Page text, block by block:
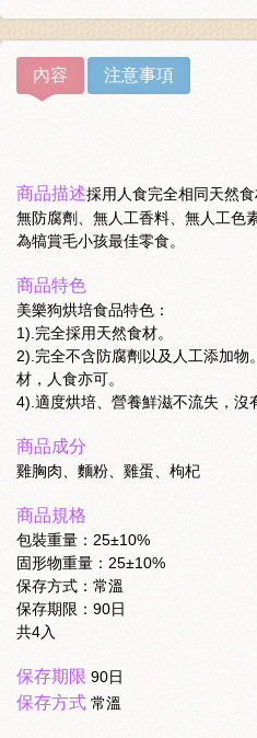
內容 注意事項
商品描述採用人食完全相同天然食
無防腐劑、無人工香料、無人工色素
為犒賞毛小孩最佳零食。
商品特色
美樂狗烘培食品特色：
1).完全採用天然食材。
2).完全不含防腐劑以及人工添加
材，人食亦可。
4).適度烘培、營養鮮滋不流失，沒
商品成分
雞胸肉、麵粉、雞蛋、枸杞
商品規格
包裝重量：25±10%
固形物重量：25±10%
保存方式：常溫
保存期限：90日
共4入
保存期限 90日
保存方式 常溫